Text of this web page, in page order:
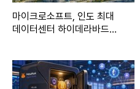
마이크로소프트, 인도 최대
데이터센터 하이데라바드서